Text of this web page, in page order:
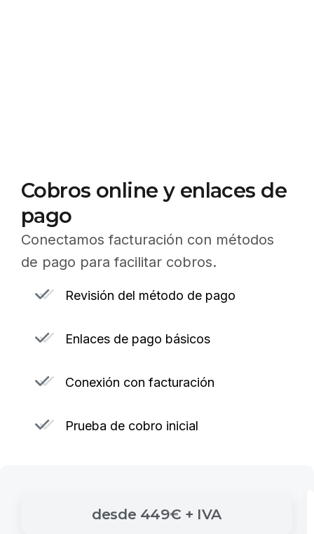
Cobros online y enlaces de
pago
Conectamos facturación con métodos
de pago para facilitar cobros.
Revisión del método de pago
Enlaces de pago básicos
Conexión con facturación
Prueba de cobro inicial
desde 449€ + IVA